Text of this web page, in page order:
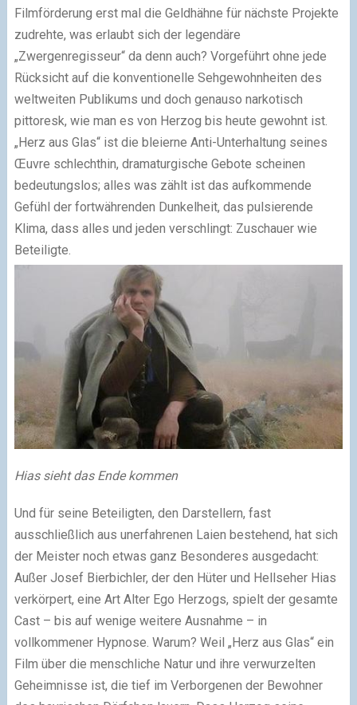
Filmförderung erst mal die Geldhähne für nächste Projekte
zudrehte, was erlaubt sich der legendäre
„Zwergenregisseur“ da denn auch? Vorgeführt ohne jede
Rücksicht auf die konventionelle Sehgewohnheiten des
weltweiten Publikums und doch genauso narkotisch
pittoresk, wie man es von Herzog bis heute gewohnt ist.
„Herz aus Glas“ ist die bleierne Anti-Unterhaltung seines
Œuvre schlechthin, dramaturgische Gebote scheinen
bedeutungslos; alles was zählt ist das aufkommende
Gefühl der fortwährenden Dunkelheit, das pulsierende
Klima, dass alles und jeden verschlingt: Zuschauer wie
Beteiligte.
Hias sieht das Ende kommen
Und für seine Beteiligten, den Darstellern, fast
ausschließlich aus unerfahrenen Laien bestehend, hat sich
der Meister noch etwas ganz Besonderes ausgedacht:
Außer Josef Bierbichler, der den Hüter und Hellseher Hias
verkörpert, eine Art Alter Ego Herzogs, spielt der gesamte
Cast – bis auf wenige weitere Ausnahme – in
vollkommener Hypnose. Warum? Weil „Herz aus Glas“ ein
Film über die menschliche Natur und ihre verwurzelten
Geheimnisse ist, die tief im Verborgenen der Bewohner